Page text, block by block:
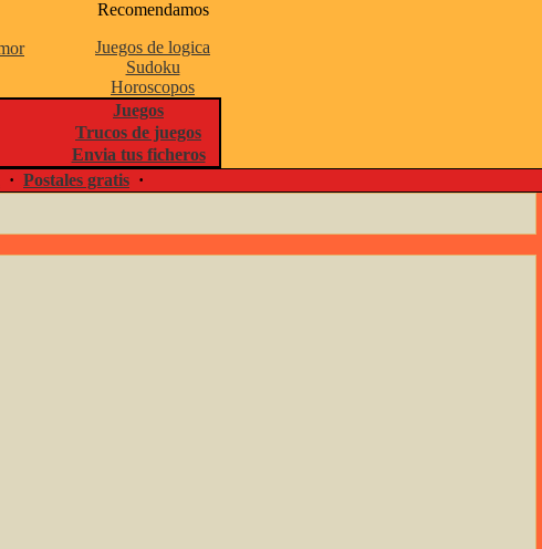
Recomendamos
Juegos de logica
Sudoku
Horoscopos
Juegos
Trucos de juegos
Envia tus ficheros
· Postales gratis ·